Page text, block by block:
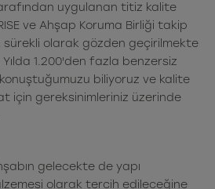
uygulanan titiz kalite
ve Ahşap Koruma Birliği takip
olarak gözden geçirilmekte
1.200'den fazla benzersiz
biliyoruz ve kalite
için gereksinimleriniz üzerinde
gelecekte de yapı
olarak tercih edileceğine